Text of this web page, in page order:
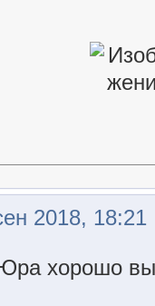
2018, 18:21
хорошо